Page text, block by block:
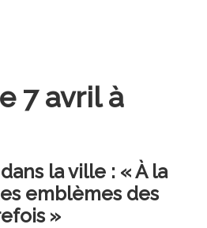
7 avril à
la ville : « À la
emblèmes des
»